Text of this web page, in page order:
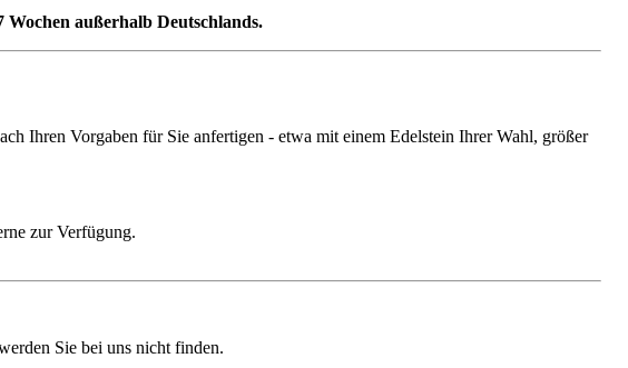
außerhalb Deutschlands.
Ihren Vorgaben für Sie anfertigen - etwa mit einem Edelstein Ihrer Wahl, größer
zur Verfügung.
Sie bei uns nicht finden.